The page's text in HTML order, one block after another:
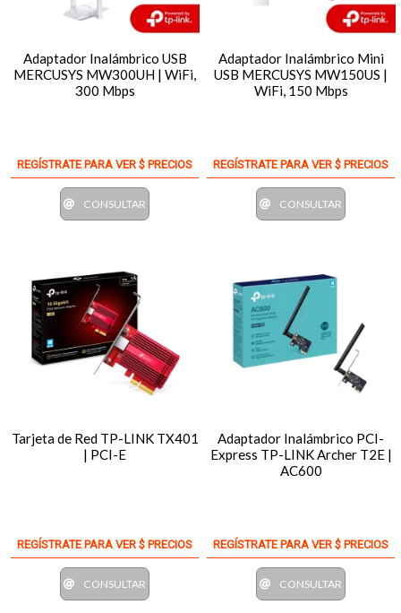
Adaptador Inalámbrico USB
MERCUSYS MW300UH | WiFi,
300 Mbps
REGÍSTRATE PARA VER $ PRECIOS
CONSULTAR
Adaptador Inalámbrico Mini
USB MERCUSYS MW150US |
WiFi, 150 Mbps
REGÍSTRATE PARA VER $ PRECIOS
CONSULTAR
Tarjeta de Red TP-LINK TX401
| PCI-E
REGÍSTRATE PARA VER $ PRECIOS
CONSULTAR
Adaptador Inalámbrico PCI-
Express TP-LINK Archer T2E |
AC600
REGÍSTRATE PARA VER $ PRECIOS
CONSULTAR